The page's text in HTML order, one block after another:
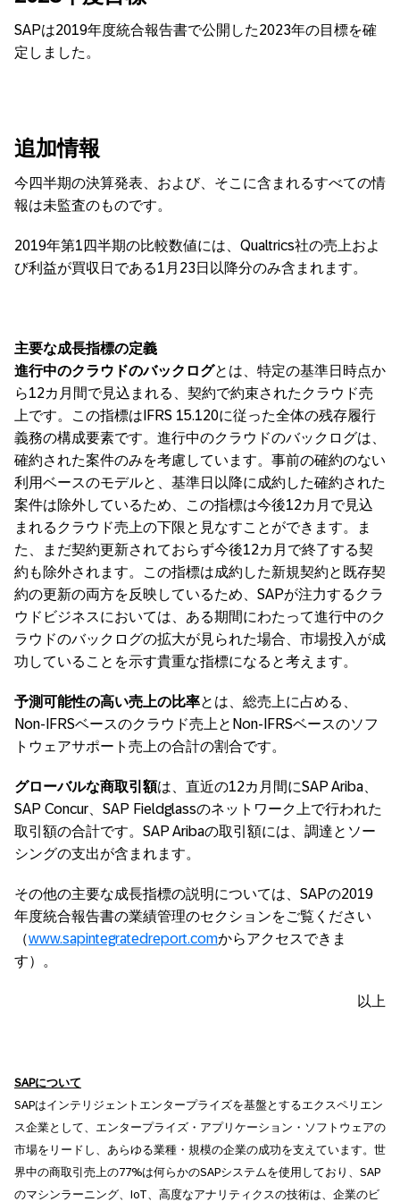
SAPは2019年度統合報告書で公開した2023年の目標を確
定しました。
追加情報
今四半期の決算発表、および、そこに含まれるすべての情
報は未監査のものです。
2019年第1四半期の比較数値には、Qualtrics社の売上およ
び利益が買収日である1月23日以降分のみ含まれます。
主要な成長指標の定義
進行中のクラウドのバックログとは、特定の基準日時点か
ら12カ月間で見込まれる、契約で約束されたクラウド売
上です。この指標はIFRS 15.120に従った全体の残存履行
義務の構成要素です。進行中のクラウドのバックログは、
確約された案件のみを考慮しています。事前の確約のない
利用ベースのモデルと、基準日以降に成約した確約された
案件は除外しているため、この指標は今後12カ月で見込
まれるクラウド売上の下限と見なすことができます。ま
た、まだ契約更新されておらず今後12カ月で終了する契
約も除外されます。この指標は成約した新規契約と既存契
約の更新の両方を反映しているため、SAPが注力するクラ
ウドビジネスにおいては、ある期間にわたって進行中のク
ラウドのバックログの拡大が見られた場合、市場投入が成
功していることを示す貴重な指標になると考えます。
予測可能性の高い売上の比率とは、総売上に占める、
Non-IFRSベースのクラウド売上とNon-IFRSベースのソフ
トウェアサポート売上の合計の割合です。
グローバルな商取引額は、直近の12カ月間にSAP Ariba、
SAP Concur、SAP Fieldglassのネットワーク上で行われた
取引額の合計です。SAP Aribaの取引額には、調達とソー
シングの支出が含まれます。
その他の主要な成長指標の説明については、SAPの2019
年度統合報告書の業績管理のセクションをご覧ください
（www.sapintegratedreport.comからアクセスできま
す）。
以上
SAPについて
SAPはインテリジェントエンタープライズを基盤とするエクスペリエン
ス企業として、エンタープライズ・アプリケーション・ソフトウェアの
市場をリードし、あらゆる業種・規模の企業の成功を支えています。世
界中の商取引売上の77%は何らかのSAPシステムを使用しており、SAP
のマシンラーニング、IoT、高度なアナリティクスの技術は、企業のビ